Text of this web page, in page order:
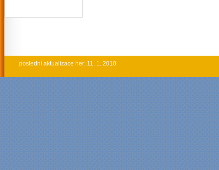
poslední aktualizace her: 11. 1. 2010